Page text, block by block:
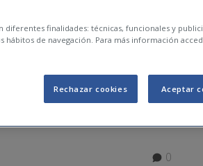
DE
0
finalidades: técnicas, funcionales y
de navegación. Para más información
Rechazar cookies Aceptar